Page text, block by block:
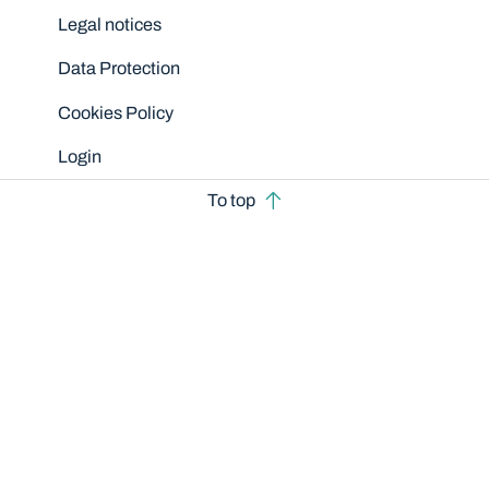
Legal notices
Data Protection
Cookies Policy
Login
To top